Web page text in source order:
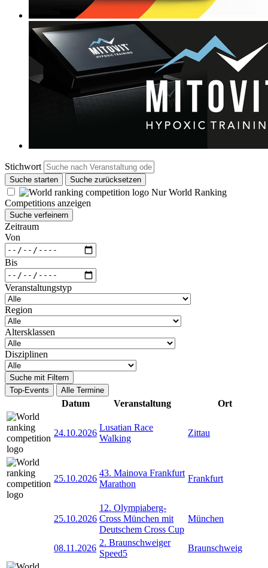
Stichwort
Suche starten Suche zurücksetzen
Nur World Ranking
Competitions anzeigen
Suche verfeinern
Zeitraum
Von
Bis
Veranstaltungstyp
Region
Altersklassen
Disziplinen
Suche mit Filtern
Top-Events
Alle Termine
Datum Veranstaltung Ort
24.10.2026
Lusatian Race
Walking
Zittau
25.10.2026
43. Mainova Frankfurt
Marathon
Frankfurt
25.10.2026
12. Olympiaberg-
Cross München mit
Deutschem Cross Cup
München
08.11.2026
2. Braunschweiger
Speed5
Braunschweig